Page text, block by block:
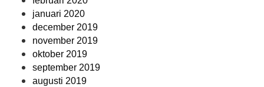
januari 2020
december 2019
november 2019
oktober 2019
september 2019
augusti 2019